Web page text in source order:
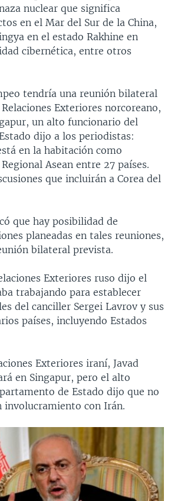
nuclear que significa
en el Mar del Sur de la China,
en el estado Rakhine en
cibernética, entre otros
tendría una reunión bilateral
Exteriores norcoreano,
un alto funcionario del
dijo a los periodistas:
en la habitación como
Asean entre 27 países.
que incluirán a Corea del
que hay posibilidad de
planeadas en tales reuniones,
bilateral prevista.
Exteriores ruso dijo el
trabajando para establecer
del canciller Sergei Lavrov y sus
países, incluyendo Estados
Exteriores iraní, Javad
en Singapur, pero el alto
de Estado dijo que no
involucramiento con Irán.